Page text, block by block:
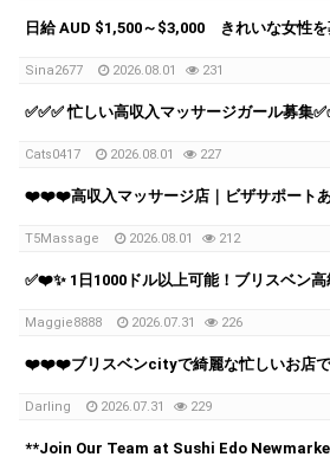
Sina2677 2026.08.01 231
✅✅✅ 忙しい高収入マッサージガール募集
Cats0417 2026.08.01 227
T5Massage 2026.08.01 212
Maggie8888 2026.07.31 226
Darling 2026.07.31 229
**Join Our Team at Sushi Edo